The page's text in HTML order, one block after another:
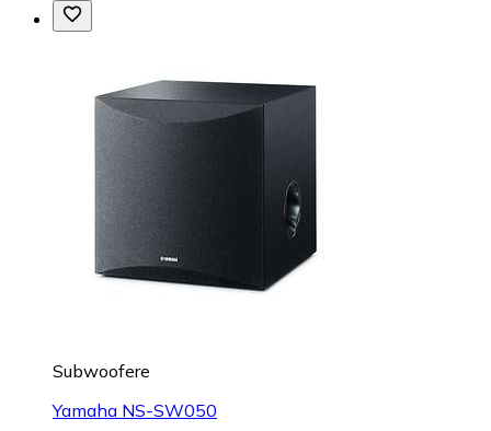
Subwoofere
Yamaha NS-SW050